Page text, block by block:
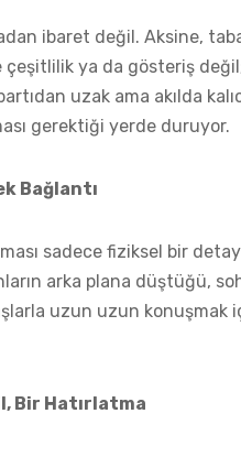
ibaret değil. Aksine,
çeşitlilik ya da gösteriş
uzak ama akılda
gerektiği yerde duruyor.
Bağlantı
sadece fiziksel bir
arka plana düştüğü,
uzun uzun konuşmak
Bir Hatırlatma